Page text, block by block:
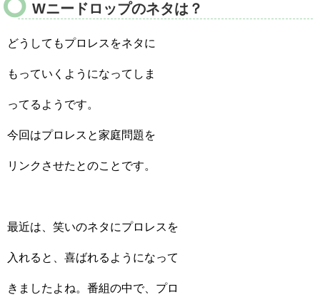
Wニードロップのネタは？
どうしてもプロレスをネタに
もっていくようになってしま
ってるようです。
今回はプロレスと家庭問題を
リンクさせたとのことです。
最近は、笑いのネタにプロレスを
入れると、喜ばれるようになって
きましたよね。番組の中で、プロ